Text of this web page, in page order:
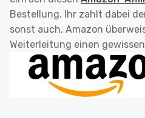
Bestellung. Ihr zahlt dabei
sonst auch, Amazon
Weiterleitung einen